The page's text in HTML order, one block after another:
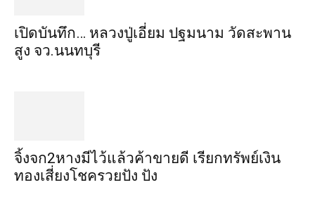
เปิดบันทึก… หลวงปู่เอี่ยม ​ปฐม​นาม​ วัดสะพาน
สูง​ จว.นนทบุรี
จิ้งจก​2​หาง​มีไว้แล้ว​ค้าขาย​ดี​ เรียก​ทรัพย์เงิน
ทอง​เสี่ยงโชค​รวยปัง​ ปัง​